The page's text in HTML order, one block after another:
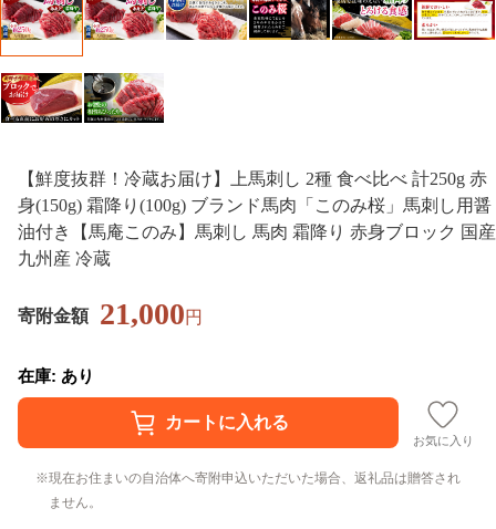
【鮮度抜群！冷蔵お届け】上馬刺し 2種 食べ比べ 計250g 赤
身(150g) 霜降り(100g) ブランド馬肉「このみ桜」馬刺し用醤
油付き【馬庵このみ】馬刺し 馬肉 霜降り 赤身ブロック 国産
九州産 冷蔵
寄附金額 21,000円
在庫: あり
お気に入り
現在お住まいの自治体へ寄附申込いただいた場合、返礼品は贈答され
ません。